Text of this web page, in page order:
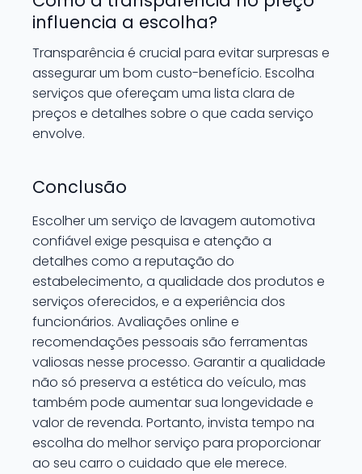
influencia a escolha?
Transparência é crucial para evitar surpresas e
assegurar um bom custo-benefício. Escolha
serviços que ofereçam uma lista clara de
preços e detalhes sobre o que cada serviço
envolve.
Conclusão
Escolher um serviço de lavagem automotiva
confiável exige pesquisa e atenção a
detalhes como a reputação do
estabelecimento, a qualidade dos produtos e
serviços oferecidos, e a experiência dos
funcionários. Avaliações online e
recomendações pessoais são ferramentas
valiosas nesse processo. Garantir a qualidade
não só preserva a estética do veículo, mas
também pode aumentar sua longevidade e
valor de revenda. Portanto, invista tempo na
escolha do melhor serviço para proporcionar
ao seu carro o cuidado que ele merece.